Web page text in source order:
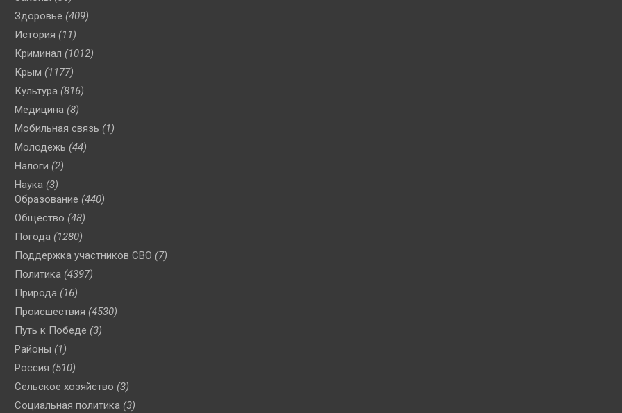
Здоровье (409)
История (11)
Криминал (1012)
Крым (1177)
Культура (816)
Медицина (8)
Мобильная связь (1)
Молодежь (44)
Налоги (2)
Наука (3)
Образование (440)
Общество (48)
Погода (1280)
Поддержка участников СВО (7)
Политика (4397)
Природа (16)
Происшествия (4530)
Путь к Победе (3)
Районы (1)
Россия (510)
Сельское хозяйство (3)
Социальная политика (3)